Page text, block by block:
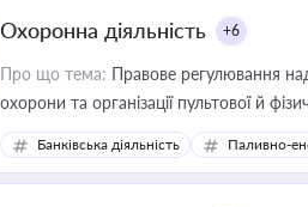
Охоронна діяльність +6
Про що тема: Правове регулювання
охорони та організації пультової й
Банківська діяльність Паливно-